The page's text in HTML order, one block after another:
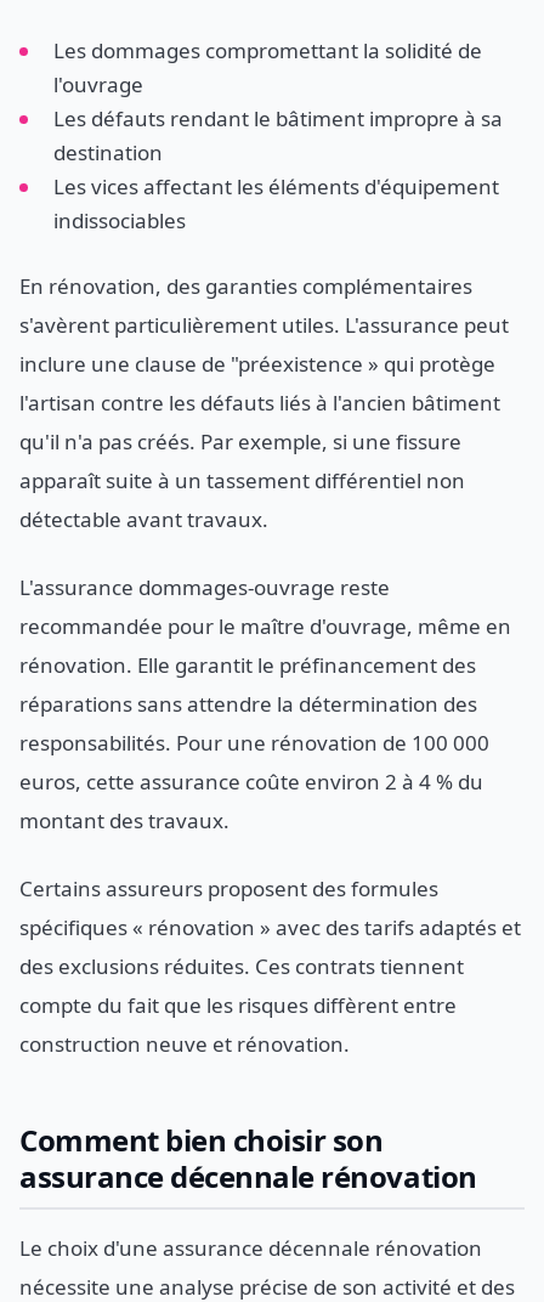
Les dommages compromettant la solidité de
l'ouvrage
Les défauts rendant le bâtiment impropre à sa
destination
Les vices affectant les éléments d'équipement
indissociables
En rénovation, des garanties complémentaires
s'avèrent particulièrement utiles. L'assurance peut
inclure une clause de "préexistence » qui protège
l'artisan contre les défauts liés à l'ancien bâtiment
qu'il n'a pas créés. Par exemple, si une fissure
apparaît suite à un tassement différentiel non
détectable avant travaux.
L'assurance dommages-ouvrage reste
recommandée pour le maître d'ouvrage, même en
rénovation. Elle garantit le préfinancement des
réparations sans attendre la détermination des
responsabilités. Pour une rénovation de 100 000
euros, cette assurance coûte environ 2 à 4 % du
montant des travaux.
Certains assureurs proposent des formules
spécifiques « rénovation » avec des tarifs adaptés et
des exclusions réduites. Ces contrats tiennent
compte du fait que les risques diffèrent entre
construction neuve et rénovation.
Comment bien choisir son
assurance décennale rénovation
Le choix d'une assurance décennale rénovation
nécessite une analyse précise de son activité et des